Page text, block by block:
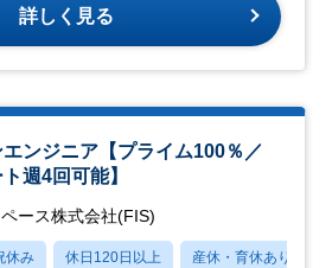
詳しく見る
ンジニア【プライム100％／
週4回可能】
ース株式会社(FIS)
休み 休日120日以上 産休・育休あり